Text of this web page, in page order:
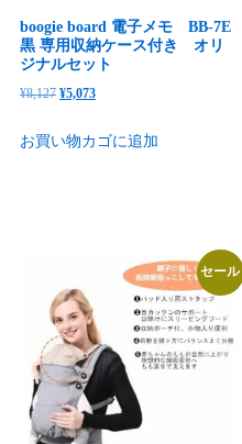
boogie board 電子メモ BB-7E
黒 専用収納ケース付き オリ
ジナルセット
¥8,127 元
価
た。
¥5,073現
の
お買い物カゴに追加
セール